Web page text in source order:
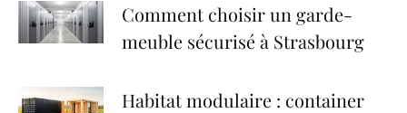
Comment choisir un garde-
meuble sécurisé à Strasbourg
Habitat modulaire : container